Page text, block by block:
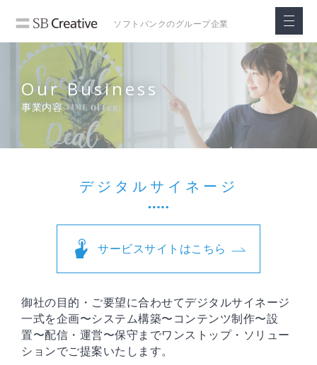
Our Business
事業内容
デジタルサイネージ
サービスサイトはこちら
御社の目的・ご要望に合わせてデジタルサイネージ
一式を企画〜システム構築〜コンテンツ制作〜設
置〜配信・運営〜保守までワンストップ・ソリュー
ションでご提案いたします。
ソフトバンクのグループ企業